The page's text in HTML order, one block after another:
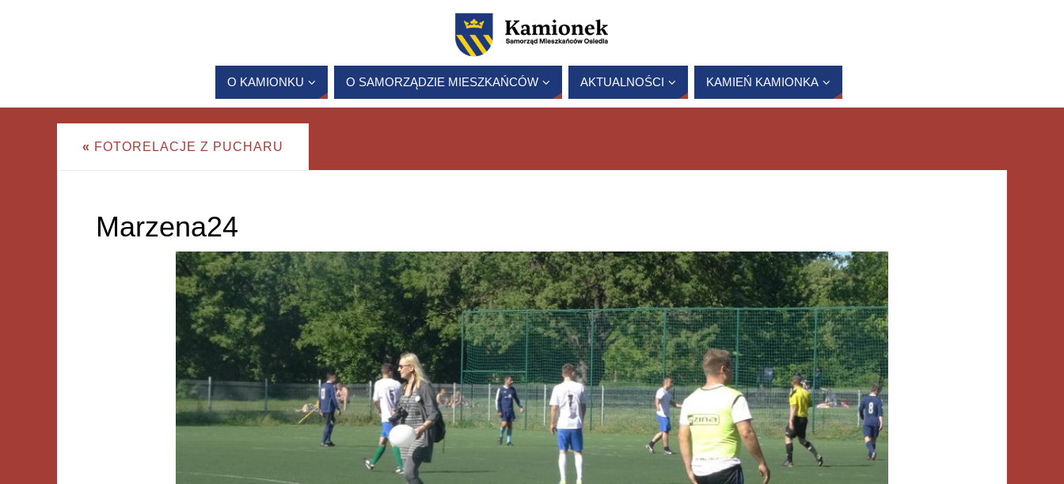
O KAMIONKU O SAMORZĄDZIE MIESZKAŃCÓW AKTUALNOŚCI KAMIEŃ KAMIONKA
« FOTORELACJE Z PUCHARU
Marzena24